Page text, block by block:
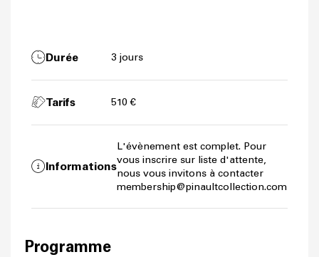
Durée 3 jours
Tarifs 510 €
Informations
L'évènement est complet. Pour
vous inscrire sur liste d'attente,
nous vous invitons à contacter
membership@pinaultcollection.com
Programme